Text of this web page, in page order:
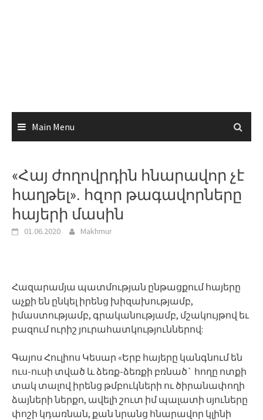
Main Menu
«Հայ ժողովրդին հնարավոր չէ
հաղթել». հզոր թագավորները
հայերի մասին
01.06.2020 Makhmur
Հազարամյա պատմության ընթացքում հայերը
աչքի են ընկել իրենց խիզախությամբ,
իմաստությամբ, գրականությամբ, մշակույթով եւ
բազում ուրիշ յուրահատկություններով:
Գայոս Հուլիոս Կեսար «Երբ հայերը կանգնում են
ուս-ուսի տված և ձեռք-ձեռքի բռնած` հողը ոտքի
տակ տալով իրենց թմբուկների ու ծիրանափողի
ձայների ներքո, ավելի շուտ իմ պալատի սյուները
փոշի կդառնան, քան նրանց հնարավոր կլինի